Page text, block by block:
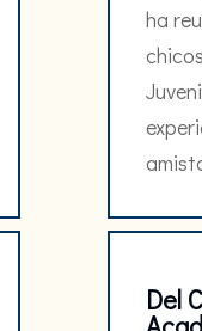
ha
Del